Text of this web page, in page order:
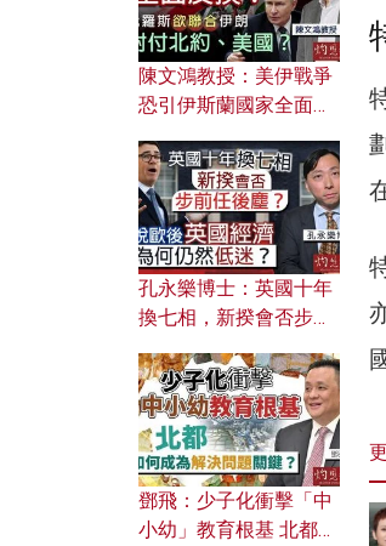
陳文鴻教授：美伊戰爭
恐引伊斯蘭國家全面反
對付北約美國？
孔永樂博士：英國十年
換七相，新揆會否步前
濟為何仍然低迷？
鄧飛：少子化衝擊「中
小幼」教育根基 北都如